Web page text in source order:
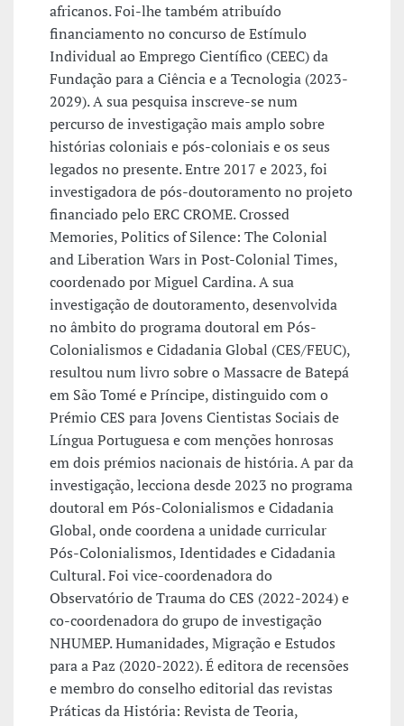
africanos. Foi-lhe também atribuído
financiamento no concurso de Estímulo
Individual ao Emprego Científico (CEEC) da
Fundação para a Ciência e a Tecnologia (2023-
2029). A sua pesquisa inscreve-se num
percurso de investigação mais amplo sobre
histórias coloniais e pós-coloniais e os seus
legados no presente. Entre 2017 e 2023, foi
investigadora de pós-doutoramento no projeto
financiado pelo ERC CROME. Crossed
Memories, Politics of Silence: The Colonial
and Liberation Wars in Post-Colonial Times,
coordenado por Miguel Cardina. A sua
investigação de doutoramento, desenvolvida
no âmbito do programa doutoral em Pós-
Colonialismos e Cidadania Global (CES/FEUC),
resultou num livro sobre o Massacre de Batepá
em São Tomé e Príncipe, distinguido com o
Prémio CES para Jovens Cientistas Sociais de
Língua Portuguesa e com menções honrosas
em dois prémios nacionais de história. A par da
investigação, lecciona desde 2023 no programa
doutoral em Pós-Colonialismos e Cidadania
Global, onde coordena a unidade curricular
Pós-Colonialismos, Identidades e Cidadania
Cultural. Foi vice-coordenadora do
Observatório de Trauma do CES (2022-2024) e
co-coordenadora do grupo de investigação
NHUMEP. Humanidades, Migração e Estudos
para a Paz (2020-2022). É editora de recensões
e membro do conselho editorial das revistas
Práticas da História: Revista de Teoria,